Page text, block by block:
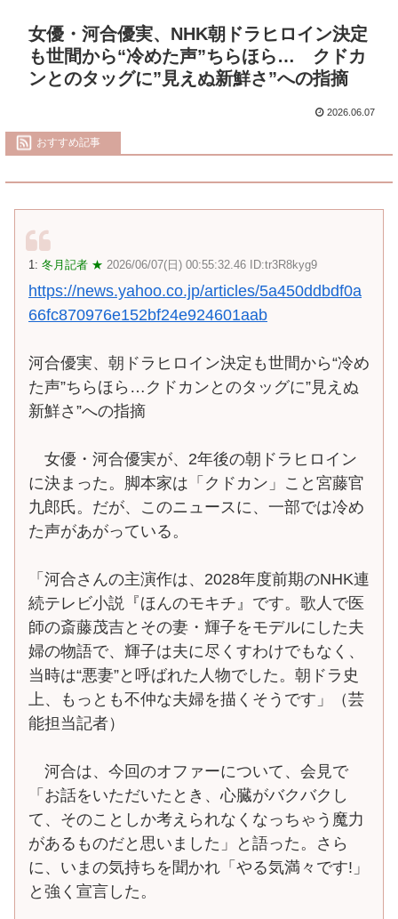
女優・河合優実、NHK朝ドラヒロイン決定
も世間から“冷めた声”ちらほら… クドカ
ンとのタッグに”見えぬ新鮮さ”への指摘
2026.06.07
おすすめ記事
1: 冬月記者 ★ 2026/06/07(日) 00:55:32.46 ID:tr3R8kyg9
https://news.yahoo.co.jp/articles/5a450ddbdf0a
66fc870976e152bf24e924601aab
河合優実、朝ドラヒロイン決定も世間から“冷め
た声”ちらほら…クドカンとのタッグに”見えぬ
新鮮さ”への指摘
女優・河合優実が、2年後の朝ドラヒロイン
に決まった。脚本家は「クドカン」こと宮藤官
九郎氏。だが、このニュースに、一部では冷め
た声があがっている。
「河合さんの主演作は、2028年度前期のNHK連
続テレビ小説『ほんのモキチ』です。歌人で医
師の斎藤茂吉とその妻・輝子をモデルにした夫
婦の物語で、輝子は夫に尽くすわけでもなく、
当時は“悪妻”と呼ばれた人物でした。朝ドラ史
上、もっとも不仲な夫婦を描くそうです」（芸
能担当記者）
河合は、今回のオファーについて、会見で
「お話をいただいたとき、心臓がバクバクし
て、そのことしか考えられなくなっちゃう魔力
があるものだと思いました」と語った。さら
に、いまの気持ちを聞かれ「やる気満々です!」
と強く宣言した。